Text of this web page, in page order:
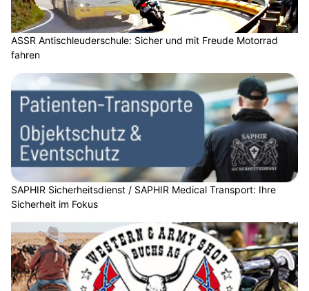
ASSR Antischleuderschule: Sicher und mit Freude Motorrad
fahren
SAPHIR Sicherheitsdienst / SAPHIR Medical Transport: Ihre
Sicherheit im Fokus